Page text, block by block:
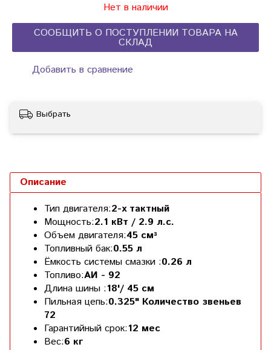
Нет в наличии
СООБЩИТЬ О ПОСТУПЛЕНИИ ТОВАРА НА
СКЛАД
Добавить в сравнение
Выбрать
Описание
Тип двигателя:2-х тактный
Мощность:2.1 кВт / 2.9 л.с.
Объем двигателя:45 смᵌ
Топливный бак:0.55 л
Ёмкость системы смазки :0.26 л
Топливо:АИ - 92
Длина шины :18'/ 45 см
Пильная цепь:0.325" Количество звеньев
72
Гарантийный срок:12 мес
Вес:6 кг